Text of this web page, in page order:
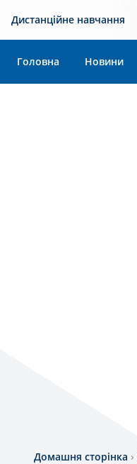
Дистанційне навчання
Головна Новини
Домашня сторінка ›